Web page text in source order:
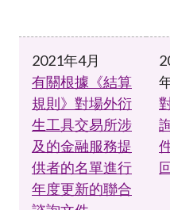
2021年4月
有關根據《結算
規則》對場外衍
生工具交易所涉
及的金融服務提
供者的名單進行
年度更新的聯合